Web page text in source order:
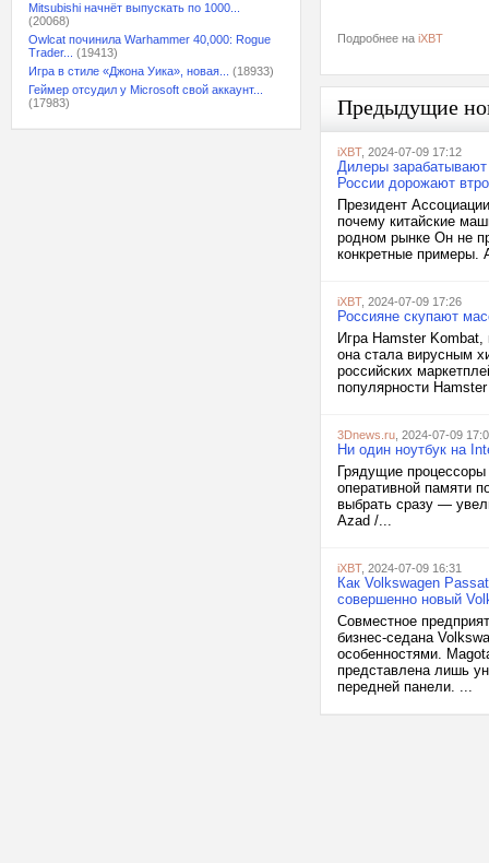
Mitsubishi начнёт выпускать по 1000...
(20068)
Owlcat починила Warhammer 40,000: Rogue
Trader...
(19413)
Игра в стиле «Джона Уика», новая...
(18933)
Геймер отсудил у Microsoft свой аккаунт...
(17983)
Подробнее на iXBT
Предыдущие
iXBT, 2024-07-09 17:12
Дилеры
России дорожают
Президент
почему китайские
родном рынке Он не
конкретные примеры.
iXBT, 2024-07-09 17:26
Россияне скупают
Игра Hamster Kombat,
она стала вирусным
российских
популярности
3Dnews.ru , 2024-07-09
Ни один ноутбук на
Грядущие
оперативной памяти
выбрать сразу —
Azad /...
iXBT, 2024-07-09 16:31
Как Volkswagen
совершенно новый
Совместное
бизнес-седана
особенностями.
представлена лишь
передней панели. ...